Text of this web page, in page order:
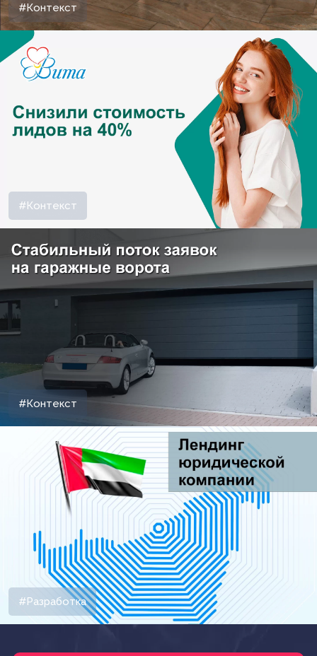
#Контекст
#Контекст
#Контекст
#Разработка